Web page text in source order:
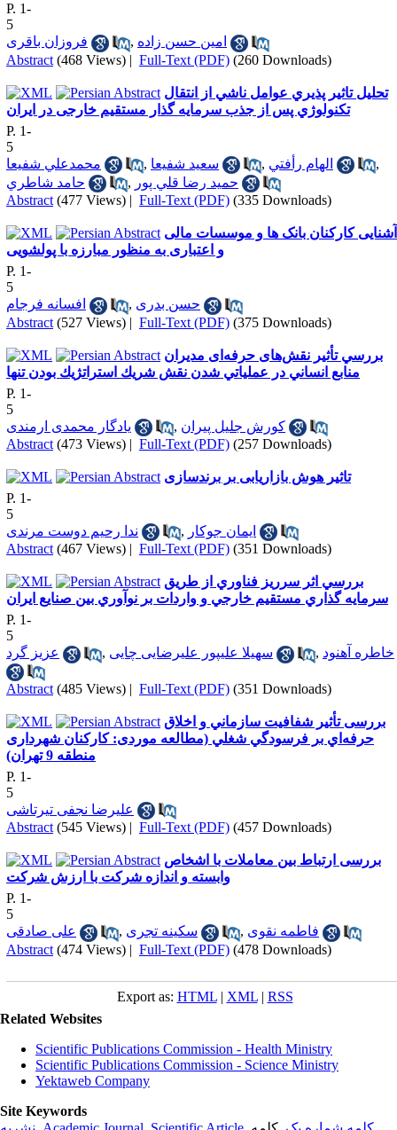
P. 1-
5
فروزان باقری
, امین حسن زاده
Abstract (468 Views) | Full-Text (PDF) (260 Downloads)
تحليل تاثير پذيري عوامل ناشي از انتقال
تكنولوژي پس از جذب سرمایه گذار مستقیم خارجی در ایران
P. 1-
5
محمدعلي شفيعا
, سعيد شفيعا , الهام رأفتي
,
حامد شاطري
, حميد رضا قلي پور
Abstract (477 Views) | Full-Text (PDF) (335 Downloads)
آشنایی کارکنان بانک ها و موسسات مالی
و اعتباری به منظور مبارزه با پولشویی
P. 1-
5
افسانه فرجام
, حسن بدری
Abstract (527 Views) | Full-Text (PDF) (375 Downloads)
بررسي تأثیر نقش‌های حرفه‌ای مديران
منابع انساني در عملياتي شدن نقش شريك استراتژيك بودن تنها
P. 1-
5
یادگار محمدی ارمندی
, کورش جلیل پیران
Abstract (473 Views) | Full-Text (PDF) (257 Downloads)
تاثیر هوش بازاریابی بر برندسازی
P. 1-
5
ندا رحیم دوست مرندی
, ایمان جوکار
Abstract (467 Views) | Full-Text (PDF) (351 Downloads)
بررسي اثر سرريز فناوري از طريق
سرمايه گذاري مستقيم خارجي و واردات بر نوآوري بين صنايع ايران
P. 1-
5
عزیز گرد
, سهیلا علیپور علیرضایی چایی , خاطره آهنود
Abstract (485 Views) | Full-Text (PDF) (351 Downloads)
بررسی تأثير شفافيت سازماني و اخلاق
حرفه‌اي بر فرسودگي شغلي (مطالعه موردی: کارکنان شهرداری
منطقه 9 تهران)
P. 1-
5
علیرضا نجفی تیرتاشی
Abstract (545 Views) | Full-Text (PDF) (457 Downloads)
بررسی ارتباط بین معاملات با اشخاص
وابسته و اندازه شرکت با ارزش شرکت
P. 1-
5
علی صادقی
, سکینه تجری , فاطمه نقوی
Abstract (474 Views) | Full-Text (PDF) (478 Downloads)
Export as: HTML| XML| RSS
Related Websites
Scientific Publications Commission - Health Ministry
Scientific Publications Commission - Science Ministry
Yektaweb Company
Site Keywords